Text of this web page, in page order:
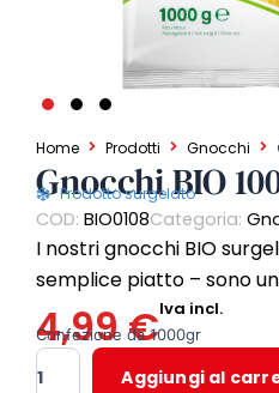
Home Prodotti Gnocchi
Gnocchi BIO
Prodotto surgelato
COD: BIO0108Categoria:
I nostri gnocchi BIO
semplice piatto – sono
4,99€Iva incl.
Confezione da 1000gr
Gnocchi
BIO
Aggiungi al